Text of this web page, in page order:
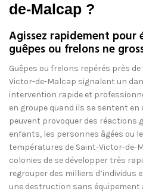
de-Malcap ?
Agissez rapidement
guêpes ou frelons ne
Guêpes ou frelons repérés près
Victor-de-Malcap signalent un
intervention rapide et
en groupe quand ils se sentent
peuvent provoquer des réactions
enfants, les personnes âgées ou
températures de Saint-Victor-de-
colonies de se développer très
regrouper des milliers d’individus
une destruction sans équipement